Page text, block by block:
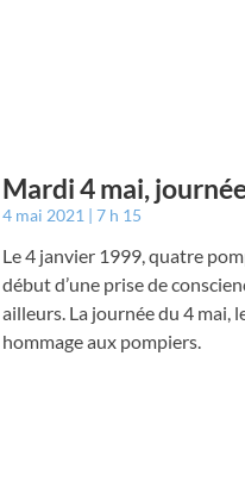
Mardi 4 mai,
4 mai 2021 7 h 15
Le 4 janvier 1999, quatre
début d’une prise de
ailleurs. La journée du 4 mai,
hommage aux pompiers.